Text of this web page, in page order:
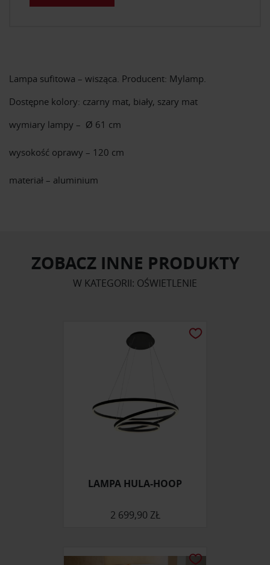
Lampa sufitowa – wisząca. Producent: Mylamp.
Dostępne kolory: czarny mat, biały, szary mat
wymiary lampy – Ø 61 cm
wysokość oprawy – 120 cm
materiał – aluminium
ZOBACZ INNE PRODUKTY
W KATEGORII: OŚWIETLENIE
LAMPA HULA-HOOP
2 699,90 ZŁ